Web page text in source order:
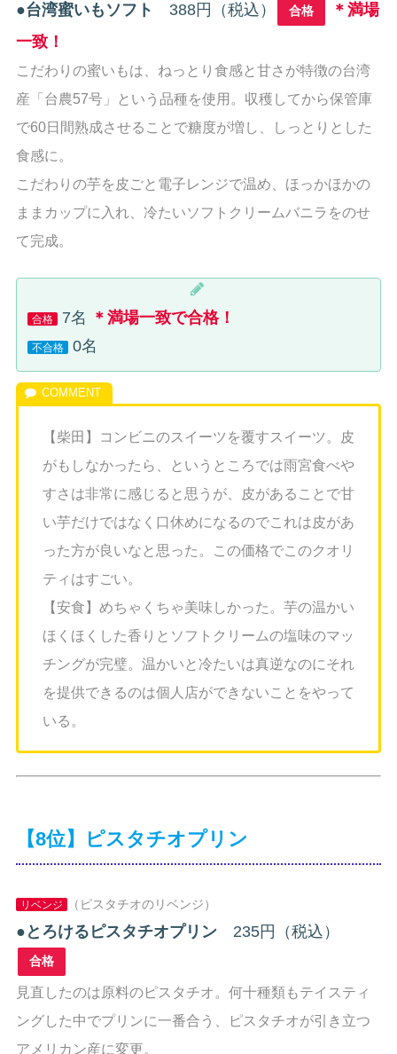
●台湾蜜いもソフト 388円（税込） 合格
＊満場
一致！
こだわりの蜜いもは、ねっとり食感と甘さが特徴の台湾
産「台農57号」という品種を使用。収穫してから保管庫
で60日間熟成させることで糖度が増し、しっとりとした
食感に。
こだわりの芋を皮ごと電子レンジで温め、ほっかほかの
ままカップに入れ、冷たいソフトクリームバニラをのせ
て完成。
合格 7名 ＊満場一致で合格！
不合格 0名
【柴田】コンビニのスイーツを覆すスイーツ。皮
がもしなかったら、というところでは雨宮食べや
すさは非常に感じると思うが、皮があることで甘
い芋だけではなく口休めになるのでこれは皮があ
った方が良いなと思った。この価格でこのクオリ
ティはすごい。
【安食】めちゃくちゃ美味しかった。芋の温かい
ほくほくした香りとソフトクリームの塩味のマッ
チングが完璧。温かいと冷たいは真逆なのにそれ
を提供できるのは個人店ができないことをやって
いる。
【8位】ピスタチオプリン
リベンジ （ピスタチオのリベンジ）
● とろけるピスタチオプリン 235円（税込）
合格
見直したのは原料のピスタチオ。何十種類もテイスティ
ングした中でプリンに一番合う、ピスタチオが引き立つ
アメリカン産に変更。